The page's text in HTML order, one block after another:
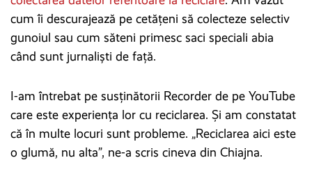
cum îi descurajează pe cetățeni să colecteze selectiv
gunoiul sau cum săteni primesc saci speciali abia
când sunt jurnaliști de față.
I-am întrebat pe susținătorii Recorder de pe YouTube
care este experiența lor cu reciclarea. Și am constatat
că în multe locuri sunt probleme. „Reciclarea aici este
o glumă, nu alta”, ne-a scris cineva din Chiajna.